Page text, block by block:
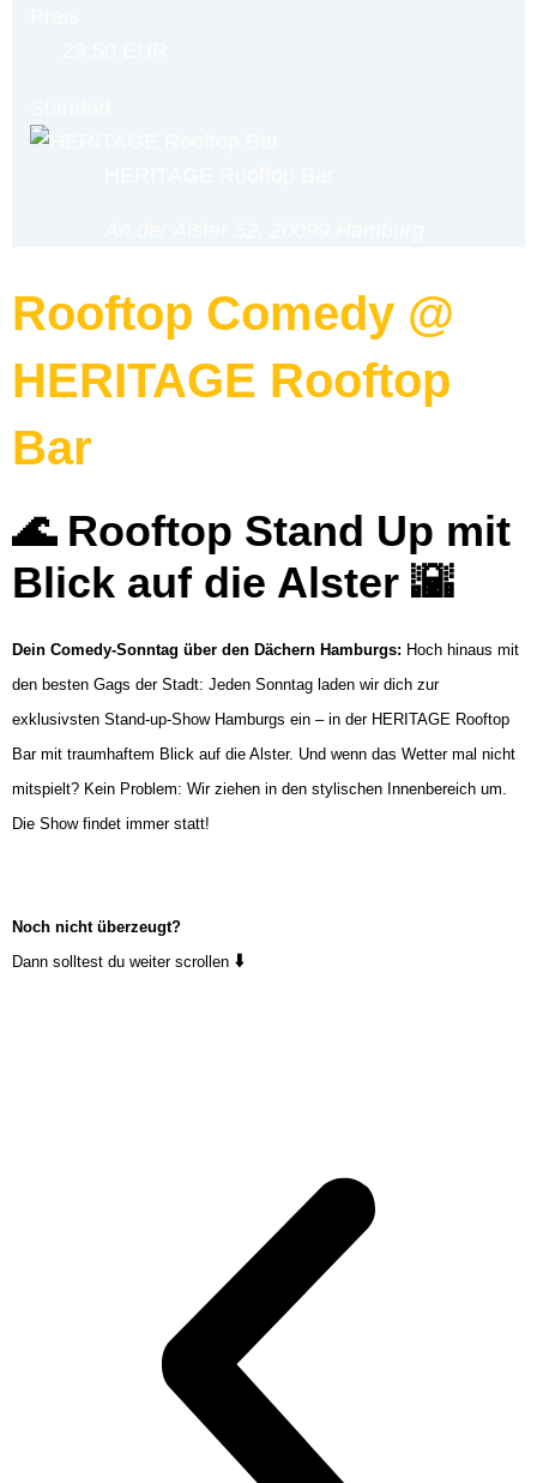
Rooftop Comedy @
HERITAGE Rooftop
Bar
🌊 Rooftop Stand Up mit
Blick auf die Alster 🌇
Dein Comedy-Sonntag über den Dächern Hamburgs: Hoch hinaus mit
den besten Gags der Stadt: Jeden Sonntag laden wir dich zur
exklusivsten Stand-up-Show Hamburgs ein – in der HERITAGE Rooftop
Bar mit traumhaftem Blick auf die Alster. Und wenn das Wetter mal nicht
mitspielt? Kein Problem: Wir ziehen in den stylischen Innenbereich um.
Die Show findet immer statt!
Noch nicht überzeugt?
Dann solltest du weiter scrollen ⬇️